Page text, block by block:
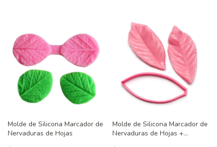
Molde de Silicona Marcador de
Nervaduras de Hojas
Molde de Silicona Marcador de
Nervaduras de Hojas +